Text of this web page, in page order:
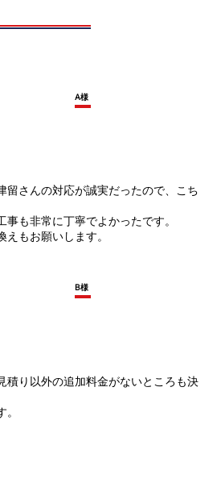
留さんの対応が誠実だったので、こち
も非常に丁寧でよかったです。
もお願いします。
A様
積り以外の追加料金がないところも決
B様